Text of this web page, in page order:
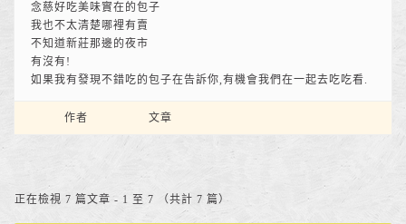
念慈好吃美味實在的包子
我也不太清楚哪裡有賣
不知道新莊那邊的夜市
有沒有!
如果我有發現不錯吃的包子在告訴你,有機會我們在一起去吃吃看.
作者 文章
正在檢視 7 篇文章 - 1 至 7 （共計 7 篇）